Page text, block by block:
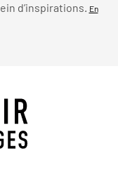
d’inspirations. En